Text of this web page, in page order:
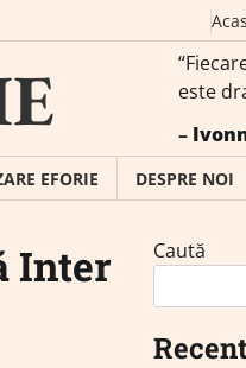
este
–
EFORIE DESPRE NOI
Inter
Caută